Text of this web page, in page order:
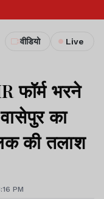
वीडियो Live
फॉर्म भरने
का
की तलाश
PM